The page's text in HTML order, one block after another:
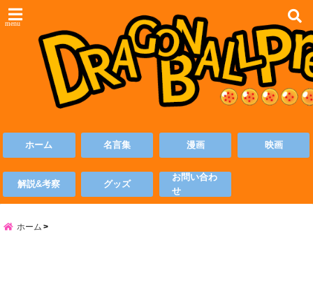
menu
ホーム 名言集 漫画 映画
解説&考察 グッズ
お問い合わ
せ
ホーム